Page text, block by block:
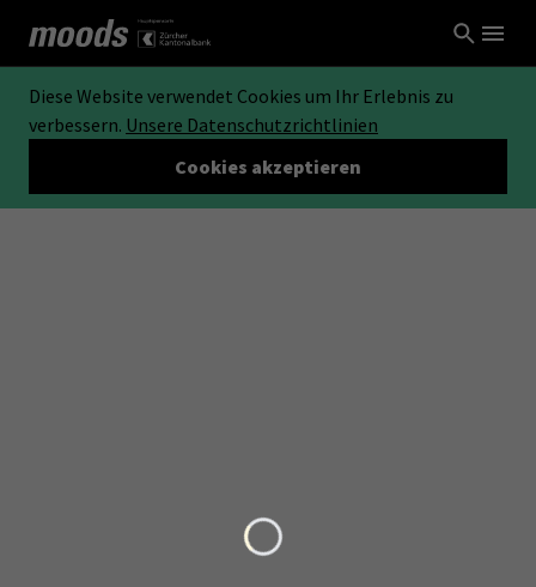
Diese Website verwendet Cookies um Ihr Erlebnis zu
verbessern. Unsere Datenschutzrichtlinien
Cookies akzeptieren